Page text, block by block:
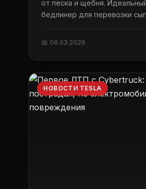
от песка и щебня.
бедлинер для перевозки
📅 06.03.2026
НОВОСТИ TESLA